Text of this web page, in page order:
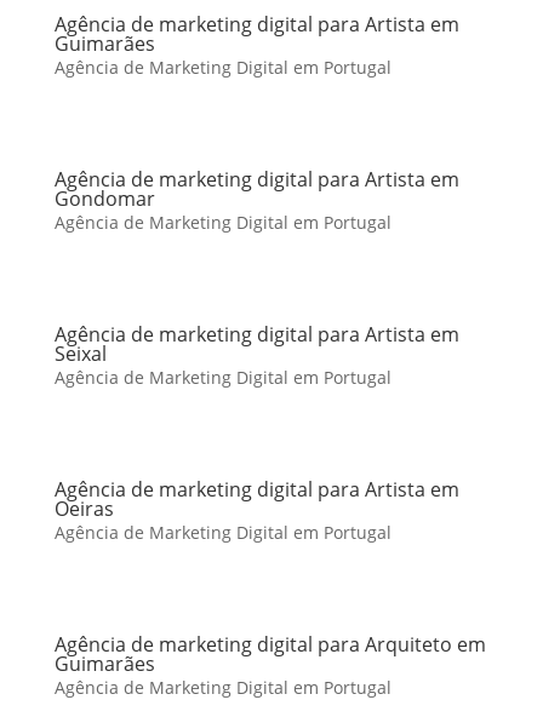
Agência de marketing digital para Artista em
Guimarães
Agência de Marketing Digital em Portugal
Agência de marketing digital para Artista em
Gondomar
Agência de Marketing Digital em Portugal
Agência de marketing digital para Artista em
Seixal
Agência de Marketing Digital em Portugal
Agência de marketing digital para Artista em
Oeiras
Agência de Marketing Digital em Portugal
Agência de marketing digital para Arquiteto em
Guimarães
Agência de Marketing Digital em Portugal